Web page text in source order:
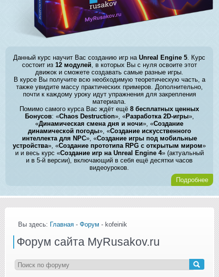
Данный курс научит Вас созданию игр наUnreal Engine 5 . Курс
состоит из 12 модулей, в которых Вы с нуля освоите этот
движок и сможете создавать самые разные игры.
В курсе Вы получите всю необходимую теоретическую часть, а
также увидите массу практических примеров. Дополнительно,
почти к каждому уроку идут упражнения для закрепления
материала.
Помимо самого курса Вас ждёт ещё8 бесплатных ценных
Бонусов: «Chaos Destruction», «Разработка 2D-игры»,
«Динамическая смена дня и ночи», «Создание
динамической погоды», «Создание искусственного
интеллекта для NPC», «Создание игры под мобильные
устройства», «Создание прототипа RPG с открытым миром»
и и весь курс «Создание игр на Unreal Engine 4» (актуальный
и в 5-й версии), включающий в себя ещё десятки часов
видеоуроков.
Подробнее
Вы здесь: Главная - Форум - kofeinik
Форум сайта MyRusakov.ru